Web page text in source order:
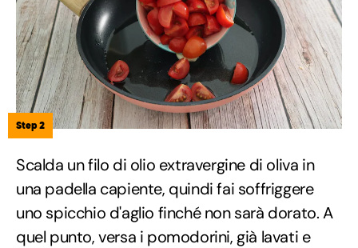
Step 2
Scalda un filo di olio extravergine di oliva in
una padella capiente, quindi fai soffriggere
uno spicchio d'aglio finché non sarà dorato. A
quel punto, versa i pomodorini, già lavati e